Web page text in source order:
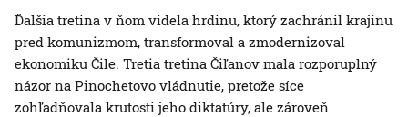
Ďalšia tretina v ňom videla hrdinu, ktorý zachránil krajinu
pred komunizmom, transformoval a zmodernizoval
ekonomiku Čile. Tretia tretina Čiľanov mala rozporuplný
názor na Pinochetovo vládnutie, pretože síce
zohľadňovala krutosti jeho diktatúry, ale zároveň